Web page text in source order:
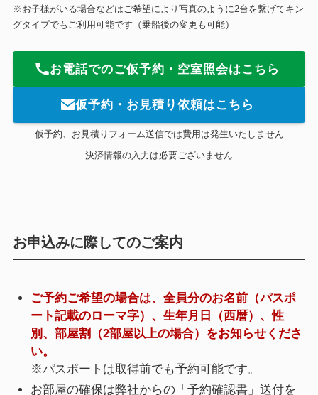
※お子様がいる場合などはご希望により写真のように2台を繋げてキン
グタイプでもご利用可能です（乗船後の変更も可能）
お電話でのご仮予約・空室照会はこちら
仮予約・お見積り依頼はこちら
仮予約、お見積りフォーム送信では費用は発生いたしません
決済情報の入力は必要ございません
お申込みに際してのご案内
ご予約ご希望の場合は、全員分のお名前（パスポ
ート記載のローマ字）、生年月日（西暦）、性
別、部屋割（2部屋以上の場合）をお知らせくださ
い。
※パスポートは取得前でも予約可能です。
お部屋の確保は弊社からの「予約確認書」送付を